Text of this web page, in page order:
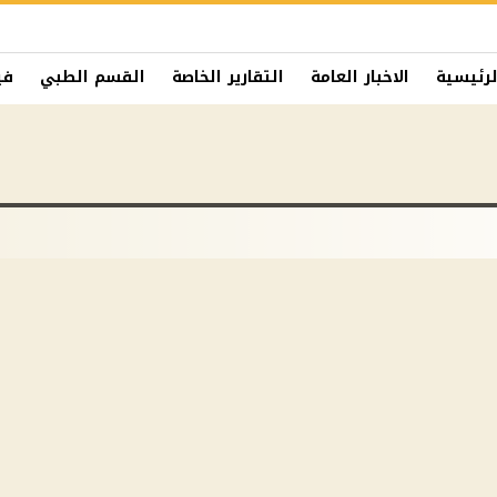
الاخبار العامة التقارير الخاصة القسم الطبي